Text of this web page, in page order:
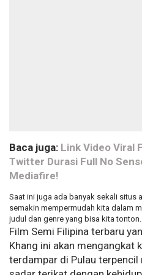
Baca juga: Link Video Viral
Twitter Durasi Full No
Mediafire!
Saat ini juga ada banyak sekali situs
semakin mempermudah kita dalam
judul dan genre yang bisa kita tonton.
Film Semi Filipina terbaru
Khang ini akan mengangkat
terdampar di Pulau